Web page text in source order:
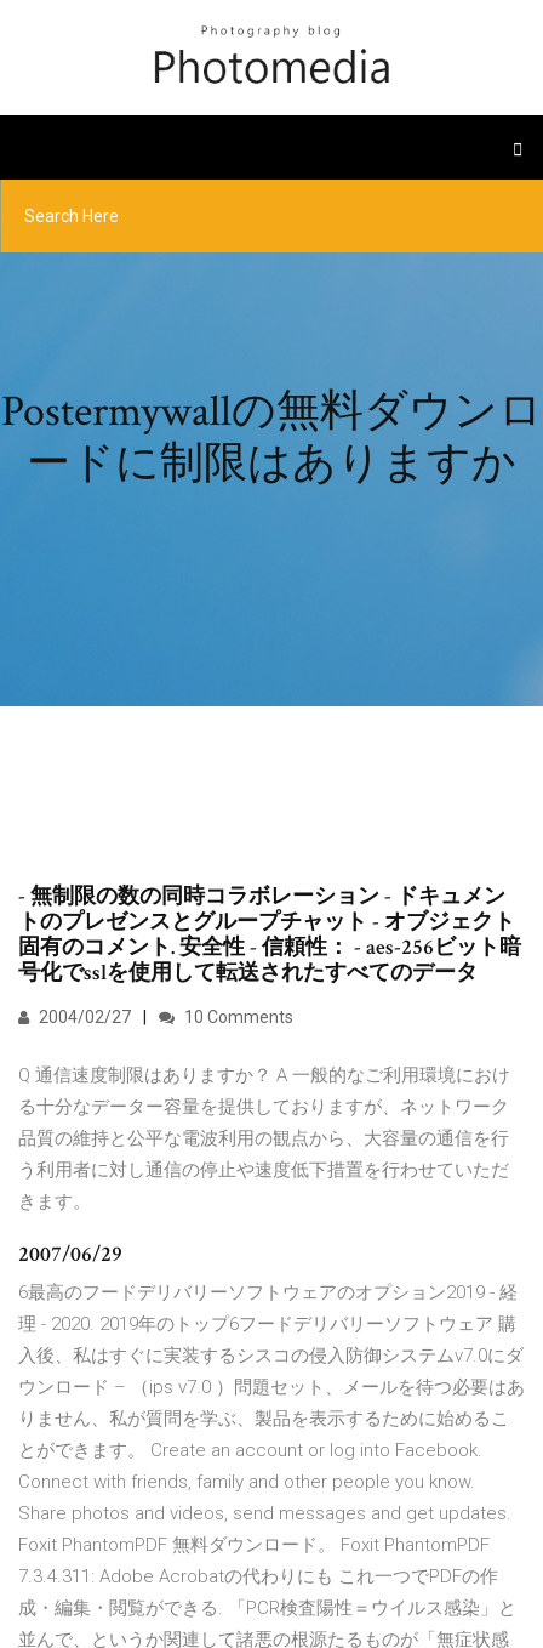
Postermywallの無料ダウンロ
ードに制限はありますか
- 無制限の数の同時コラボレーション - ドキュメン
トのプレゼンスとグループチャット - オブジェクト
固有のコメント. 安全性 - 信頼性： - aes-256ビット暗
号化でsslを使用して転送されたすべてのデータ
2004/02/27 10 Comments
Q 通信速度制限はありますか？ A 一般的なご利用環境におけ
る十分なデーター容量を提供しておりますが、ネットワーク
品質の維持と公平な電波利用の観点から、大容量の通信を行
う利用者に対し通信の停止や速度低下措置を行わせていただ
きます。
2007/06/29
6最高のフードデリバリーソフトウェアのオプション2019 - 経
理 - 2020. 2019年のトップ6フードデリバリーソフトウェア 購
入後、私はすぐに実装するシスコの侵入防御システムv7.0にダ
ウンロード – （ips v7.0 ）問題セット、メールを待つ必要はあ
りません、私が質問を学ぶ、製品を表示するために始めるこ
とができます。 Create an account or log into Facebook.
Connect with friends, family and other people you know.
Share photos and videos, send messages and get updates.
Foxit PhantomPDF 無料ダウンロード。 Foxit PhantomPDF
7.3.4.311: Adobe Acrobatの代わりにも これ一つでPDFの作
成・編集・閲覧ができる. 「PCR検査陽性＝ウイルス感染」と
並んで、というか関連して諸悪の根源たるものが「無症状感